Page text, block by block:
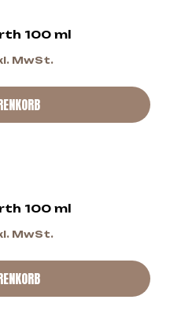
100 ml
MwSt.
100 ml
MwSt.